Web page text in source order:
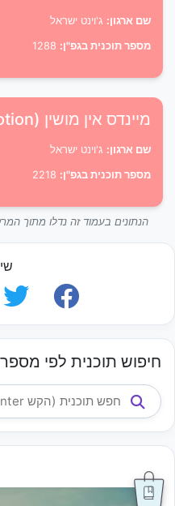
שם ארגון: ג'וינט ישראל
מספר תוכנית בגפ"ן:
מיינדס אין מושין (Minds In Motion )
שם ארגון: ג'וינט ישראל
מספר תוכנית בגפ"ן:
הנתונים בעמוד זה נדלו מתוך
חיפוש תוכנית לפי מספר